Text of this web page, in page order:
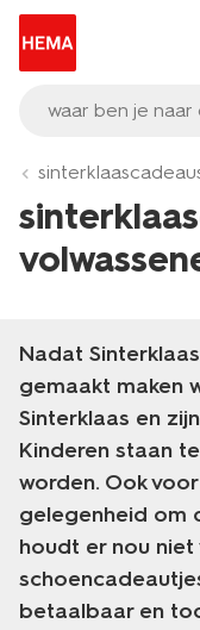
waar ben je naar
Nadat
gemaakt maken
Sinterklaas en
Kinderen staan
worden. Ook
gelegenheid om
houdt er nou
betaalbaar en